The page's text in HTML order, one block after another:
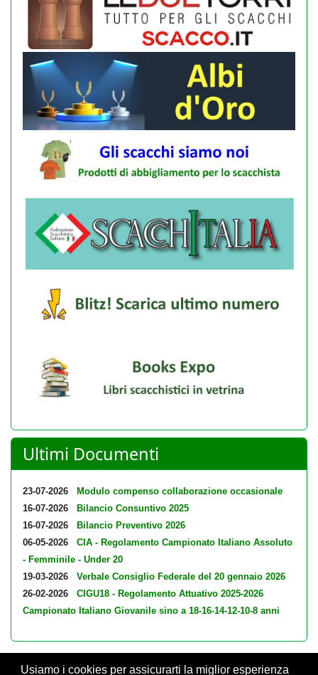
Usiamo i cookies per assicurarti la miglior esperienza
Ultimi Documenti
23-07-2026
Modulo compenso collaborazione occasionale
16-07-2026
Bilancio Consuntivo 2025
16-07-2026
Bilancio Preventivo 2026
06-05-2026
CIA - Regolamento Campionato Italiano Assoluto
- Femminile - Under 20
19-03-2026
Verbale Consiglio Federale del 20 gennaio 2026
26-02-2026
CIGU18 - Regolamento Attuativo 2025-2026
Campionato Italiano Giovanile sino a 18-16-14-12-10-8 anni